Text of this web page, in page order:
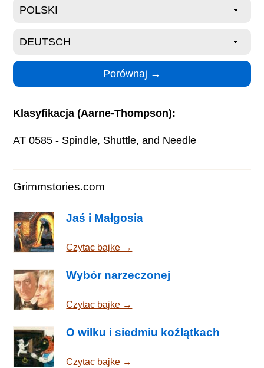
Klasyfikacja (Aarne-Thompson):
AT 0585 - Spindle, Shuttle, and Needle
Grimmstories.com
Jaś i Małgosia
Czytac bajke →
Wybór narzeczonej
Czytac bajke →
O wilku i siedmiu koźlątkach
Czytac bajke →